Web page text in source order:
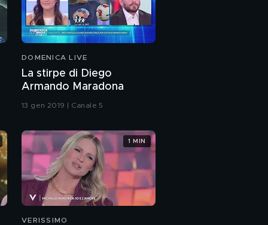
DOMENICA LIVE
La stirpe di Diego
Armando Maradona
13 gen 2019 | Canale 5
VERISSIMO
1 MIN